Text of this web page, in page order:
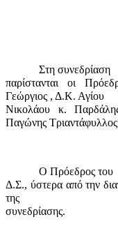
Στη συνεδρίαση
παρίστανται οι
Γεώργιος , Δ.Κ. Αγίου
Νικολάου κ.
Παγώνης
Ο Πρόεδρος του
Δ.Σ., ύστερα από την
της
συνεδρίασης.